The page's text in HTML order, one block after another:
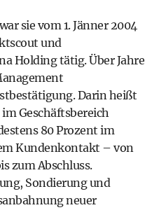
sie vom 1. Jänner 2004
und
Holding tätig. Über Jahre
Darin heißt
Geschäftsbereich
80 Prozent im
Kundenkontakt – von
zum Abschluss.
Sondierung und
neuer